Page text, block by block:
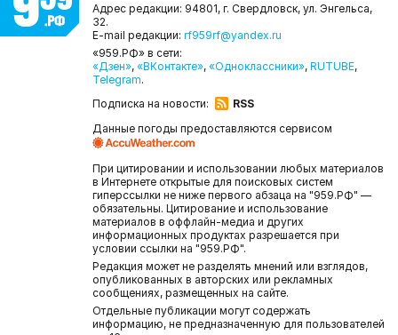
Адрес редакции: 94801, г. Свердловск, ул. Энгельса,
32.
E-mail редакции: rf959rf@yandex.ru
«959.РФ» в сети:
«Дзен», «ВКонтакте», «Одноклассники», RUTUBE,
Telegram.
Подписка на новости:
RSS
Данные погоды предоставляются сервисом
При цитировании и использовании любых материалов
в Интернете открытые для поисковых систем
гиперссылки не ниже первого абзаца на "959.РФ" —
обязательны. Цитирование и использование
материалов в оффлайн-медиа и других
информационных продуктах разрешается при
условии ссылки на "959.РФ".
Редакция может не разделять мнений или взглядов,
опубликованных в авторских или рекламных
сообщениях, размещенных на сайте.
Отдельные публикации могут содержать
информацию, не предназначенную для пользователей